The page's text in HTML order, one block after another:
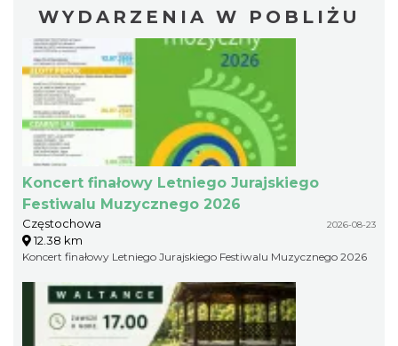
WYDARZENIA W POBLIŻU
Koncert finałowy Letniego Jurajskiego
Festiwalu Muzycznego 2026
Częstochowa 2026-08-23
12.38 km
Koncert finałowy Letniego Jurajskiego Festiwalu Muzycznego 2026